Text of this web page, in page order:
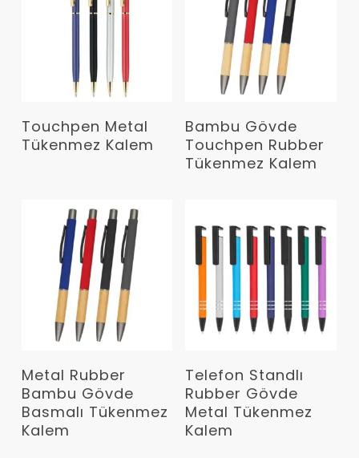
Devamını Oku
Touchpen Metal
Tükenmez Kalem
Devamını Oku
Bambu Gövde
Touchpen Rubber
Tükenmez Kalem
Devamını Oku
Metal Rubber
Bambu Gövde
Basmalı Tükenmez
Kalem
Devamını Oku
Telefon Standlı
Rubber Gövde
Metal Tükenmez
Kalem